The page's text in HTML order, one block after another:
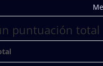
puntuación total